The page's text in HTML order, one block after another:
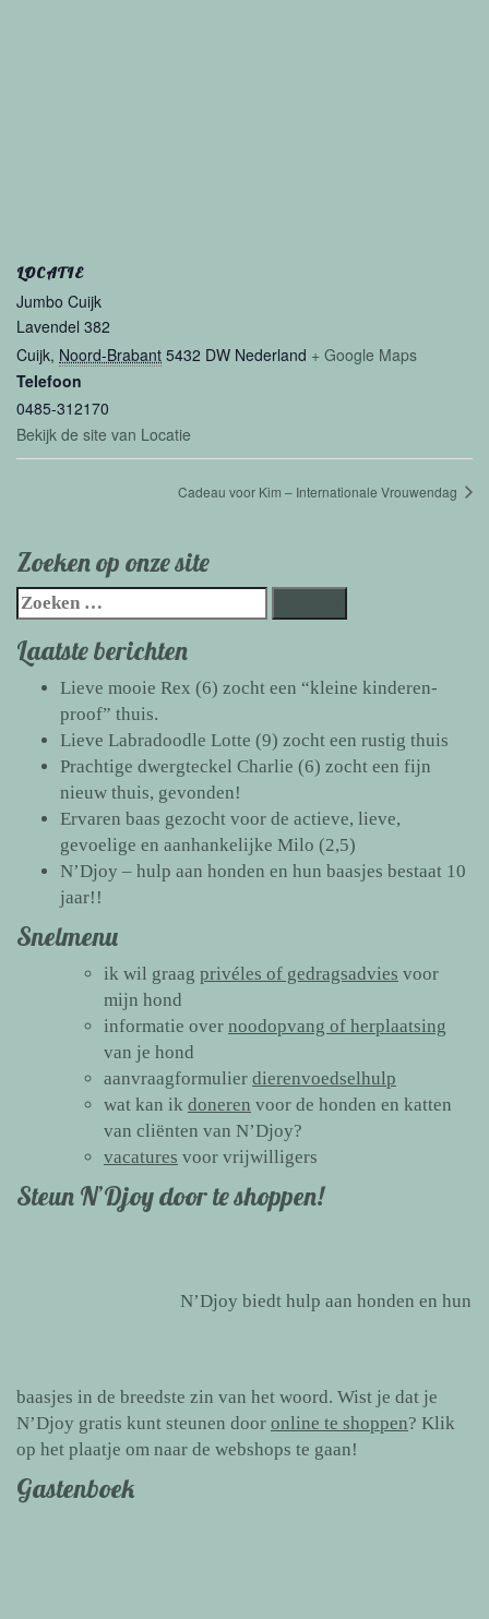
LOCATIE
Jumbo Cuijk
Lavendel 382
Cuijk, Noord-Brabant 5432 DW Nederland + Google Maps
Telefoon
0485-312170
Bekijk de site van Locatie
Cadeau voor Kim – Internationale Vrouwendag
Zoeken op onze site
Zoeken
naar:
Laatste berichten
Lieve mooie Rex (6) zocht een “kleine kinderen-
proof” thuis.
Lieve Labradoodle Lotte (9) zocht een rustig thuis
Prachtige dwergteckel Charlie (6) zocht een fijn
nieuw thuis, gevonden!
Ervaren baas gezocht voor de actieve, lieve,
gevoelige en aanhankelijke Milo (2,5)
N’Djoy – hulp aan honden en hun baasjes bestaat 10
jaar!!
Snelmenu
ik wil graag privéles of gedragsadvies voor
mijn hond
informatie over noodopvang of herplaatsing
van je hond
aanvraagformulier dierenvoedselhulp
wat kan ik doneren voor de honden en katten
van cliënten van N’Djoy?
vacatures voor vrijwilligers
Steun N’Djoy door te shoppen!
N’Djoy biedt hulp aan honden en hun
baasjes in de breedste zin van het woord. Wist je dat je
N’Djoy gratis kunt steunen door online te shoppen? Klik
op het plaatje om naar de webshops te gaan!
Gastenboek